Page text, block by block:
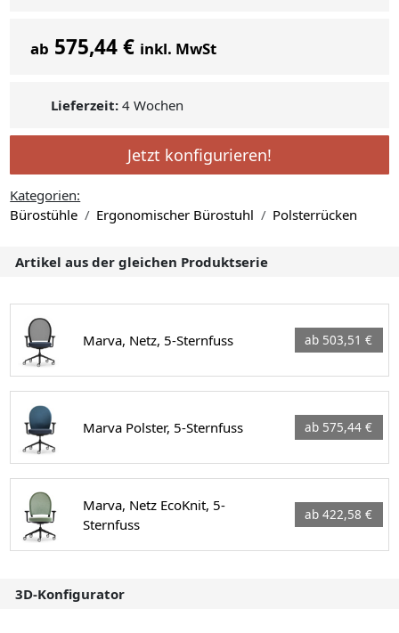
ab 575,44 € inkl. MwSt
Lieferzeit: 4 Wochen
Jetzt konfigurieren!
Kategorien:
Bürostühle
Ergonomischer Bürostuhl Polsterrücken
Artikel aus der gleichen Produktserie
Marva, Netz, 5-Sternfuss ab 503,51 €
Marva Polster, 5-Sternfuss ab 575,44 €
Marva, Netz EcoKnit, 5-
Sternfuss
ab 422,58 €
3D-Konfigurator